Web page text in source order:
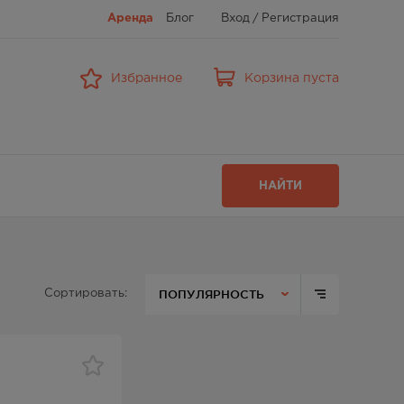
Аренда Блог Вход / Регистрация
Избранное Корзина пуста
НАЙТИ
Сортировать: ПОПУЛЯРНОСТЬ